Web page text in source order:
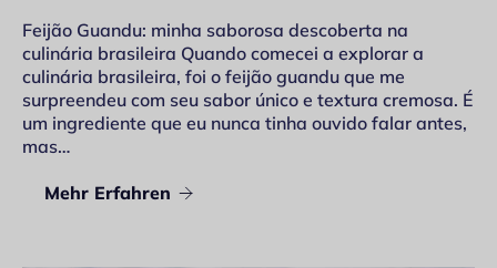
Feijão Guandu: minha saborosa descoberta na
culinária brasileira Quando comecei a explorar a
culinária brasileira, foi o feijão guandu que me
surpreendeu com seu sabor único e textura cremosa. É
um ingrediente que eu nunca tinha ouvido falar antes,
mas…
Mehr Erfahren